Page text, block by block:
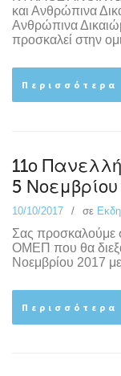
και Ανθρώπινα
Ανθρώπινα
προσκαλεί στην
Περισσότερα
11ο
5 Νοεμβρίου
10/10/2017 σε
Σας προσκαλούμε
ΟΜΕΠ που θα
Νοεμβρίου 2017
Περισσότερα